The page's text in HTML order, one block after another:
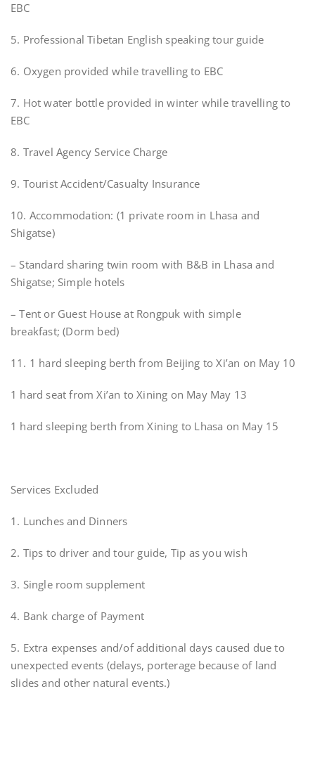
EBC
5. Professional Tibetan English speaking tour guide
6. Oxygen provided while travelling to EBC
7. Hot water bottle provided in winter while travelling to
EBC
8. Travel Agency Service Charge
9. Tourist Accident/Casualty Insurance
10. Accommodation: (1 private room in Lhasa and
Shigatse)
– Standard sharing twin room with B&B in Lhasa and
Shigatse; Simple hotels
– Tent or Guest House at Rongpuk with simple
breakfast; (Dorm bed)
11. 1 hard sleeping berth from Beijing to Xi’an on May 10
1 hard seat from Xi’an to Xining on May May 13
1 hard sleeping berth from Xining to Lhasa on May 15
Services Excluded
1. Lunches and Dinners
2. Tips to driver and tour guide, Tip as you wish
3. Single room supplement
4. Bank charge of Payment
5. Extra expenses and/of additional days caused due to
unexpected events (delays, porterage because of land
slides and other natural events.)